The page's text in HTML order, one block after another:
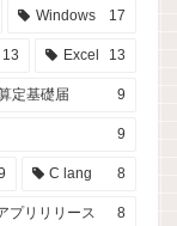
Windows 17
13 Excel 13
定基礎届 9
9
C lang 8
プリリリース 8